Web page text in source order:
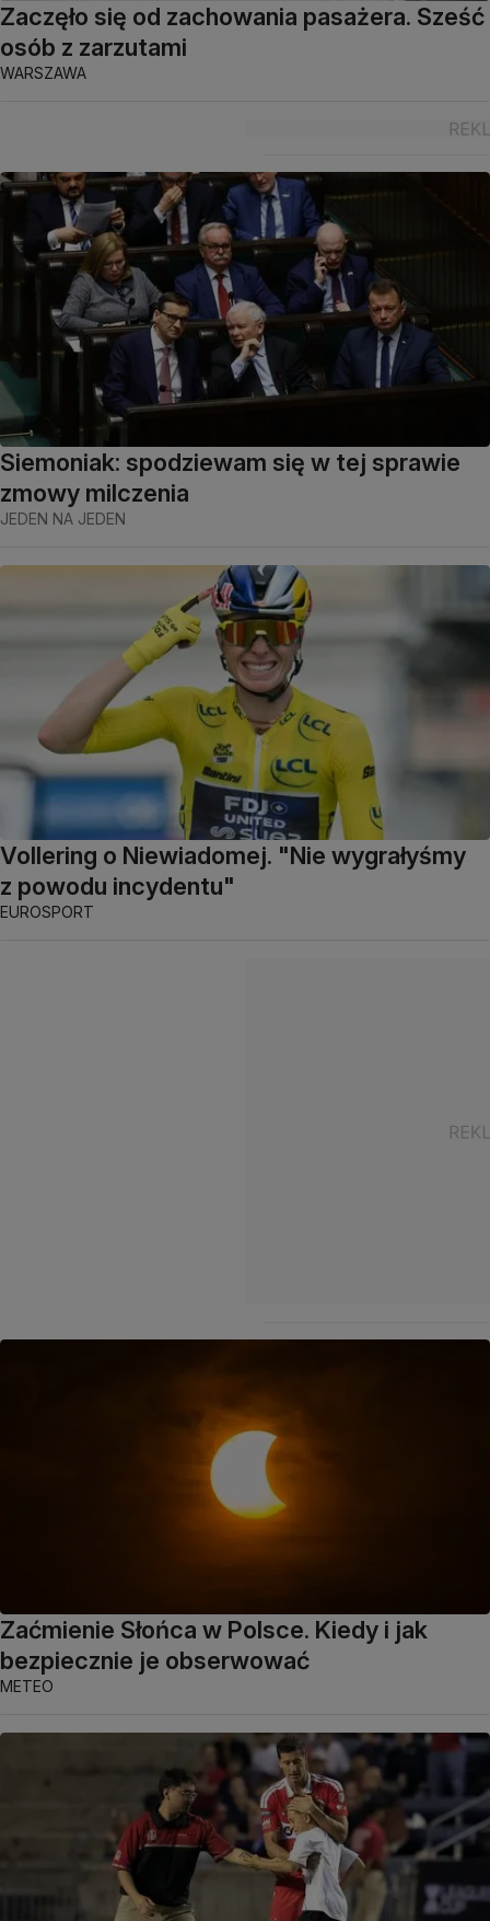
Zaczęło się od zachowania pasażera. Sześć
osób z zarzutami
WARSZAWA
Siemoniak: spodziewam się w tej sprawie
zmowy milczenia
JEDEN NA JEDEN
Vollering o Niewiadomej. "Nie wygrałyśmy
z powodu incydentu"
EUROSPORT
Zaćmienie Słońca w Polsce. Kiedy i jak
bezpiecznie je obserwować
METEO